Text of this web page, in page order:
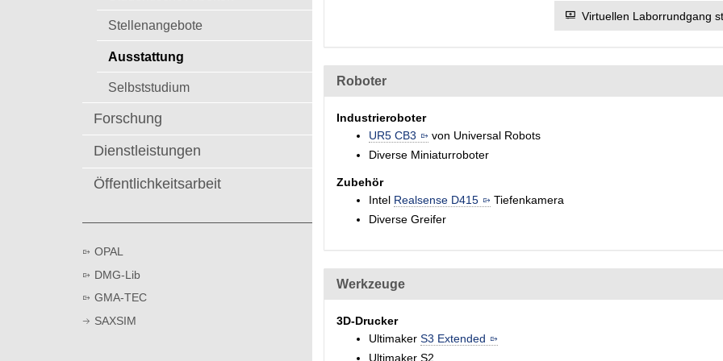
Stellenangebote
Ausstattung
Selbststudium
Forschung
Dienstleistungen
Öffentlichkeitsarbeit
OPAL
DMG-Lib
GMA-TEC
SAXSIM
Virtuellen Laborrundgang
Roboter
Industrieroboter
UR5 CB3
von Universal Robots
Diverse Miniaturroboter
Zubehör
Intel Realsense D415
Tiefenkamera
Diverse Greifer
Werkzeuge
3D-Drucker
Ultimaker S3 Extended
Ultimaker S2